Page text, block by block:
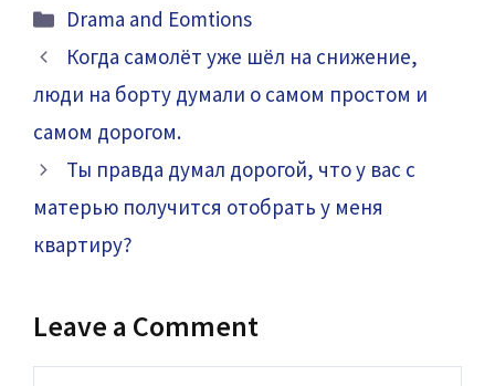
Categories
Drama and Eomtions
Когда самолёт уже шёл на снижение,
люди на борту думали о самом простом и
самом дорогом.
Ты правда думал дорогой, что у вас с
матерью получится отобрать у меня
квартиру?
Leave a Comment